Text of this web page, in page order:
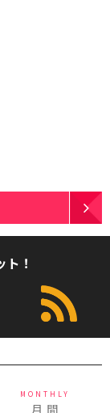
！
MONTHLY
月 間